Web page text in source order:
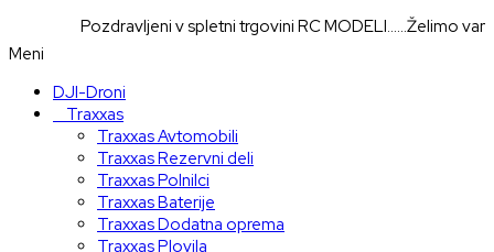
Pozdravljeni v spletni trgovini RC MODELI......Želimo vam
Meni
DJI-Droni
Traxxas
Traxxas Avtomobili
Traxxas Rezervni deli
Traxxas Polnilci
Traxxas Baterije
Traxxas Dodatna oprema
Traxxas Plovila